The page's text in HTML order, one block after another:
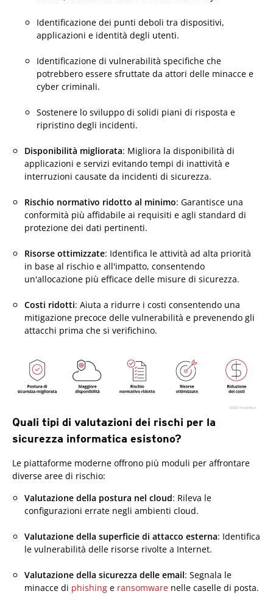
Identificazione dei punti deboli tra dispositivi,
applicazioni e identità degli utenti.
Identificazione di vulnerabilità specifiche che
potrebbero essere sfruttate da attori delle minacce e
cyber criminali.
Sostenere lo sviluppo di solidi piani di risposta e
ripristino degli incidenti.
Disponibilità migliorata: Migliora la disponibilità di
applicazioni e servizi evitando tempi di inattività e
interruzioni causate da incidenti di sicurezza.
Rischio normativo ridotto al minimo: Garantisce una
conformità più affidabile ai requisiti e agli standard di
protezione dei dati pertinenti.
Risorse ottimizzate: Identifica le attività ad alta priorità
in base al rischio e all'impatto, consentendo
un'allocazione più efficace delle misure di sicurezza.
Costi ridotti: Aiuta a ridurre i costi consentendo una
mitigazione precoce delle vulnerabilità e prevenendo gli
attacchi prima che si verifichino.
Quali tipi di valutazioni dei rischi per la
sicurezza informatica esistono?
Le piattaforme moderne offrono più moduli per affrontare
diverse aree di rischio:
Valutazione della postura nel cloud: Rileva le
configurazioni errate negli ambienti cloud.
Valutazione della superficie di attacco esterna: Identifica
le vulnerabilità delle risorse rivolte a Internet.
Valutazione della sicurezza delle email: Segnala le
minacce di phishing e ransomware nelle caselle di posta.